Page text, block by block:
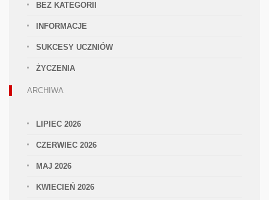
BEZ KATEGORII
INFORMACJE
SUKCESY UCZNIÓW
ŻYCZENIA
ARCHIWA
LIPIEC 2026
CZERWIEC 2026
MAJ 2026
KWIECIEŃ 2026